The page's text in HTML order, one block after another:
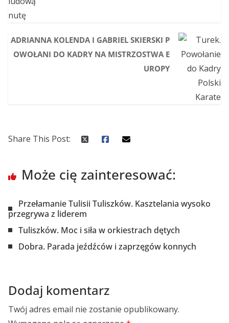
ADRIANNA KOLENDA I GABRIEL SKIERSKI P
OWOŁANI DO KADRY NA MISTRZOSTWA E
UROPY
Share This Post:
Może cię zainteresować:
Przełamanie Tulisii Tuliszków. Kasztelania wysoko
przegrywa z liderem
Tuliszków. Moc i siła w orkiestrach dętych
Dobra. Parada jeźdźców i zaprzęgów konnych
Dodaj komentarz
Twój adres email nie zostanie opublikowany.